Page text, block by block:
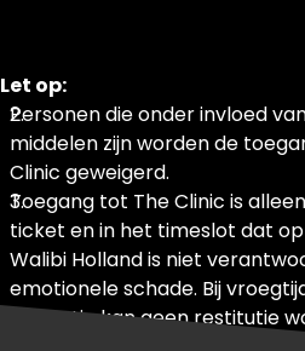
Let op:
Personen die onder invloed
middelen zijn worden de
Clinic geweigerd.
Toegang tot The Clinic is
ticket en in het timeslot dat
Walibi Holland is niet
emotionele schade. Bij
attractie kan geen restitutie